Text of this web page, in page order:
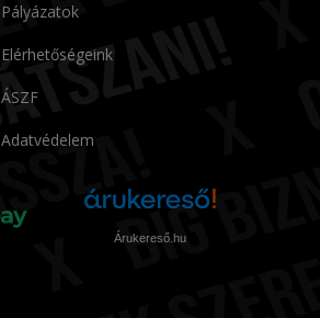
Pályázatok
Elérhetőségeink
ÁSZF
Adatvédelem
Árukereső.hu